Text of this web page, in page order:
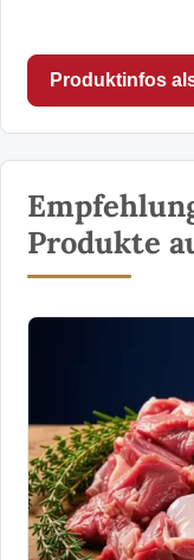
Produktinfos
Produkte